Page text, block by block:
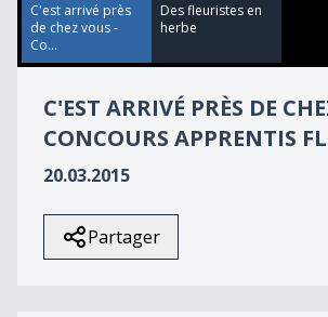
seconds
C'est arrivé près
de chez vous -
Co...
Des fleuristes en
herbe
C'EST ARRIVÉ PRÈS DE
CONCOURS APPRENTIS
20.03.2015
Partager